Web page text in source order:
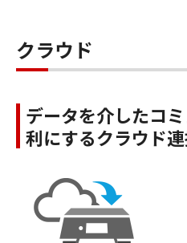
クラウド
データを介したコ
利にするクラウド